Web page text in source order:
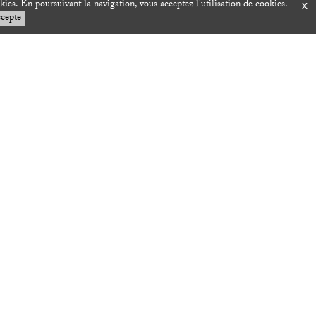
En poursuivant la navigation, vous acceptez l'utilisation de cookies. x